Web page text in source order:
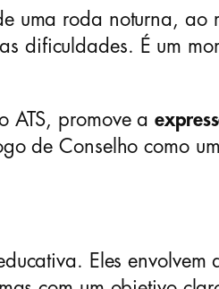
uma roda noturna, ao
dificuldades. É um
ATS, promove a
de Conselho como
Eles envolvem